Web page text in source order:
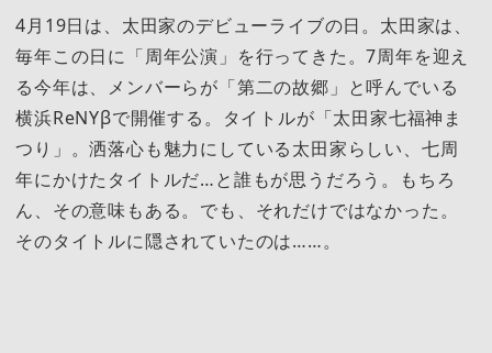
4月19日は、太田家のデビューライブの日。太田家は、
毎年この日に「周年公演」を行ってきた。7周年を迎え
る今年は、メンバーらが「第二の故郷」と呼んでいる
横浜ReNYβで開催する。タイトルが「太田家七福神ま
つり」。洒落心も魅力にしている太田家らしい、七周
年にかけたタイトルだ…と誰もが思うだろう。もちろ
ん、その意味もある。でも、それだけではなかった。
そのタイトルに隠されていたのは……。